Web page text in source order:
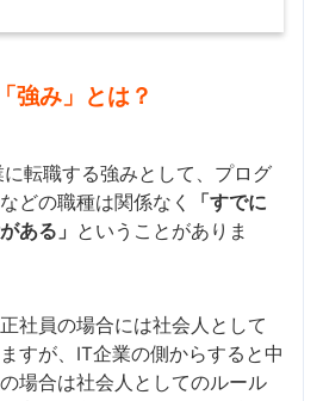
強み」とは？
転職する強みとして、プログ
どの職種は関係なく
「すでに
ある」 ということがありま
社員の場合には社会人として
すが、IT企業の側からすると中
場合は社会人としてのルール